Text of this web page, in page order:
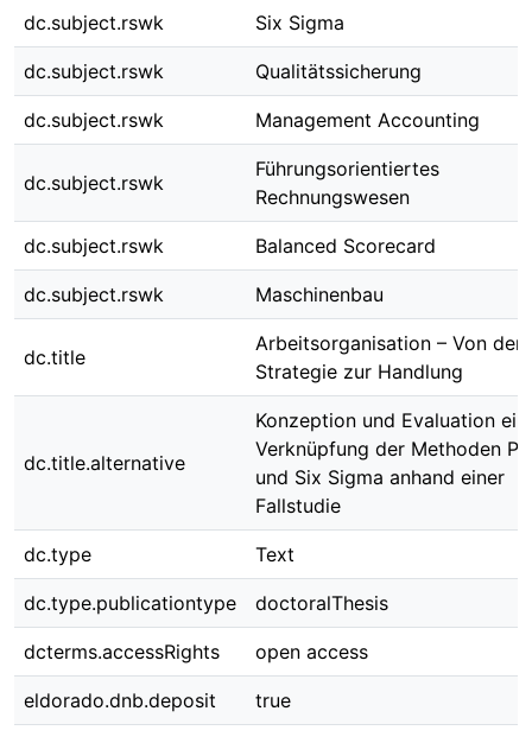
dc.subject.rswk Six Sigma
dc.subject.rswk Qualitätssicherung
dc.subject.rswk Management Accounting
dc.subject.rswk
Führungsorientiertes
Rechnungswesen
dc.subject.rswk Balanced Scorecard
dc.subject.rswk Maschinenbau
dc.title
Arbeitsorganisation – Von der
Strategie zur Handlung
dc.title.alternative
Konzeption und Evaluation
Verknüpfung der Methoden
und Six Sigma anhand einer
Fallstudie
dc.type Text
dc.type.publicationtype doctoralThesis
dcterms.accessRights open access
eldorado.dnb.deposit true